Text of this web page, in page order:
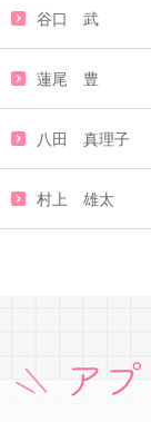
谷口 武
蓮尾 豊
八田 真理子
村上 雄太